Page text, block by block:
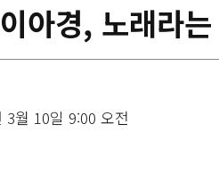
아경, 노래라
3월 10일 9:00 오전